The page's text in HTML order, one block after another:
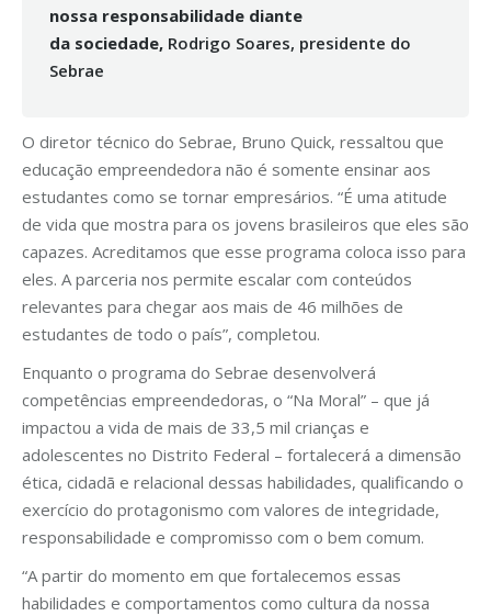
nossa responsabilidade diante
da sociedade, Rodrigo Soares, presidente do
Sebrae
O diretor técnico do Sebrae, Bruno Quick, ressaltou que
educação empreendedora não é somente ensinar aos
estudantes como se tornar empresários. “É uma atitude
de vida que mostra para os jovens brasileiros que eles são
capazes. Acreditamos que esse programa coloca isso para
eles. A parceria nos permite escalar com conteúdos
relevantes para chegar aos mais de 46 milhões de
estudantes de todo o país”, completou.
Enquanto o programa do Sebrae desenvolverá
competências empreendedoras, o “Na Moral” – que já
impactou a vida de mais de 33,5 mil crianças e
adolescentes no Distrito Federal – fortalecerá a dimensão
ética, cidadã e relacional dessas habilidades, qualificando o
exercício do protagonismo com valores de integridade,
responsabilidade e compromisso com o bem comum.
“A partir do momento em que fortalecemos essas
habilidades e comportamentos como cultura da nossa